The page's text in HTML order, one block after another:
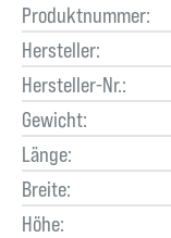
Produktnummer:
Hersteller:
Hersteller-Nr.:
Gewicht:
Länge:
Breite:
Höhe: